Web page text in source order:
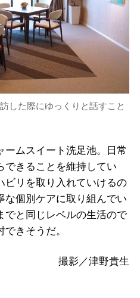
した際にゆっくりと話すこと
ムスイート洗足池。日常
できることを維持してい
ビリを取り入れていけるの
な個別ケアに取り組んでい
でと同じレベルの生活ので
きそうだ。
撮影／津野貴生